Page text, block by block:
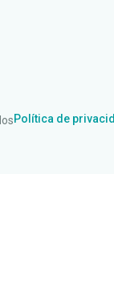
Política de